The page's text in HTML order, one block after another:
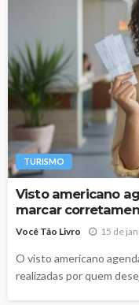
TURISMO
Visto americano
marcar
Você Tão Livro 15 de
O visto americano
realizadas por quem